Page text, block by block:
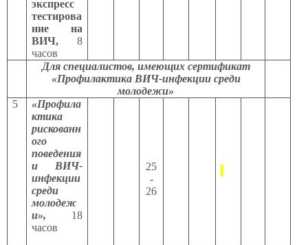
экспресс
тестирова
ние на
ВИЧ,8
часов
Для специалистов, имеющих сертификат
«Профилактика ВИЧ-инфекции среди
молодежи»
5
«Профила
ктика
рискованн
ого
поведения
и ВИЧ-
инфекции
среди
молодеж
и»,
18
часов
25
-
26